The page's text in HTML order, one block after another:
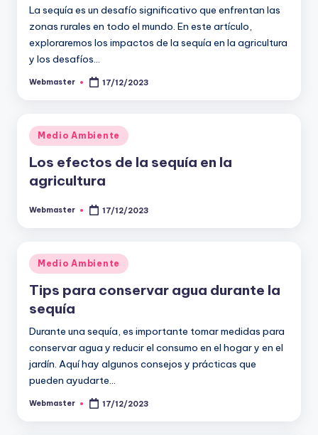
La sequía es un desafío significativo que enfrentan las
zonas rurales en todo el mundo. En este artículo,
exploraremos los impactos de la sequía en la agricultura
y los desafíos…
Publicado
Webmaster 17/12/2023
Publicado
en
Medio Ambiente
Los efectos de la sequía en la
agricultura
Publicado
Webmaster 17/12/2023
Publicado
en
Medio Ambiente
Tips para conservar agua durante la
sequía
Durante una sequía, es importante tomar medidas para
conservar agua y reducir el consumo en el hogar y en el
jardín. Aquí hay algunos consejos y prácticas que
pueden ayudarte…
Publicado
Webmaster 17/12/2023